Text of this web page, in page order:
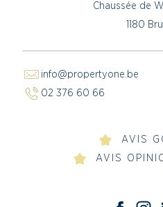
Chaussée de
1180
info@propertyone.be
02 376 60 66
AVIS
AVIS